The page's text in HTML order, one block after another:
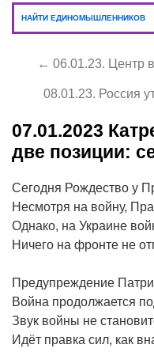
НАЙТИ ЕДИНОМЫШЛЕННИКОВ
← 06.01.23. Центр
08.01.23. Россия
07.01.2023
две позиции:
Сегодня Рождество у
Несмотря на войну,
Однако, на Украине
Ничего на фронте не
Предупреждение
Война продолжается
Звук войны не
Идёт правка сил, как